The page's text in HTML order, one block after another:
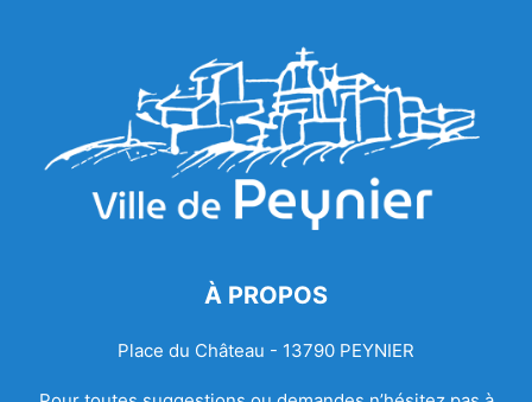
À PROPOS
Place du Château - 13790 PEYNIER